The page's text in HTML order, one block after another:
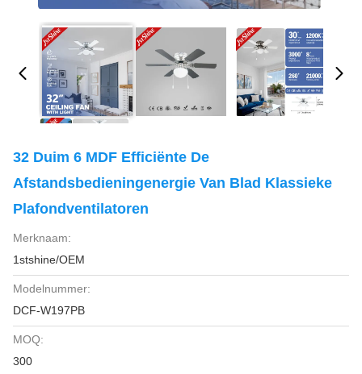
32 Duim 6 MDF Efficiënte De
Afstandsbedieningenergie Van Blad Klassieke
Plafondventilatoren
Merknaam:
1stshine/OEM
Modelnummer:
DCF-W197PB
MOQ:
300